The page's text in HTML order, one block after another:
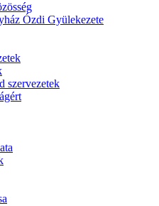
Ózdi Gyülekezete
szervezetek